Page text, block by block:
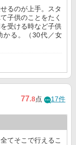
るのが上手。スタ
子供のことをたく
受ける時など子供
かる。（30代／女
77.8点 17件
てそこで行えるこ